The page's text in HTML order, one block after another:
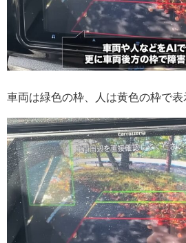
車両は緑色の枠、人は黄色の枠で表